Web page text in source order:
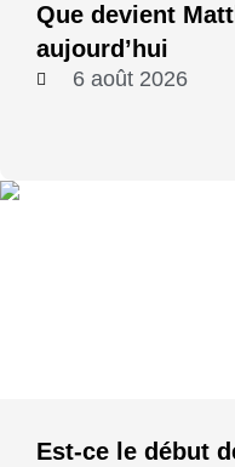
Que devient
aujourd’hui
6 août 2026
Est-ce le début